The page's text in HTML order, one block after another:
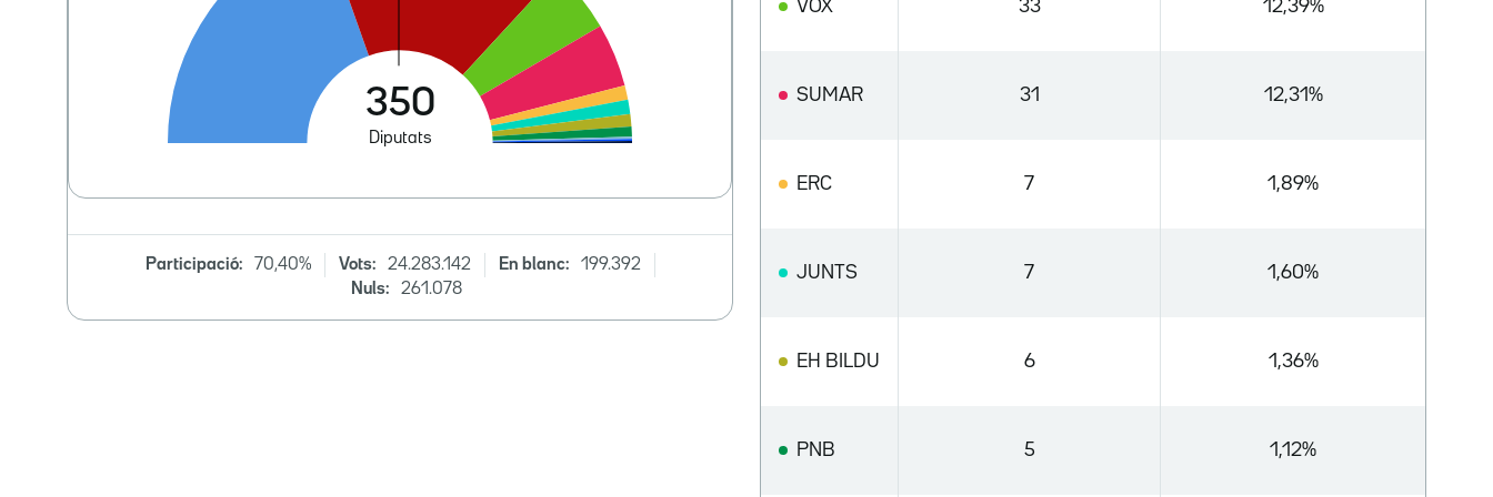
Participació: 70,40% Vots: 24.283.142 En blanc:
199.392
Nuls:
261.078
VOX 33 12,39%
SUMAR 31 12,31%
ERC 7 1,89%
JUNTS 7 1,60%
EH BILDU 6 1,36%
PNB 5 1,12%